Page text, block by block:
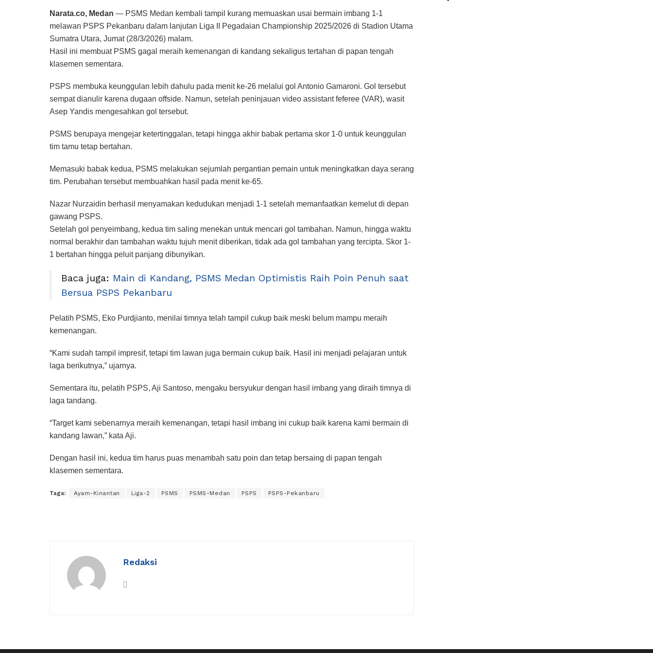
Narata.co, Medan — PSMS Medan kembali tampil kurang memuaskan usai bermain imbang 1-1
melawan PSPS Pekanbaru dalam lanjutan Liga II Pegadaian Championship 2025/2026 di Stadion Utama
Sumatra Utara, Jumat (28/3/2026) malam.
Hasil ini membuat PSMS gagal meraih kemenangan di kandang sekaligus tertahan di papan tengah
klasemen sementara.
PSPS membuka keunggulan lebih dahulu pada menit ke-26 melalui gol Antonio Gamaroni. Gol tersebut
sempat dianulir karena dugaan offside. Namun, setelah peninjauan video assistant feferee (VAR), wasit
Asep Yandis mengesahkan gol tersebut.
PSMS berupaya mengejar ketertinggalan, tetapi hingga akhir babak pertama skor 1-0 untuk keunggulan
tim tamu tetap bertahan.
Memasuki babak kedua, PSMS melakukan sejumlah pergantian pemain untuk meningkatkan daya serang
tim. Perubahan tersebut membuahkan hasil pada menit ke-65.
Nazar Nurzaidin berhasil menyamakan kedudukan menjadi 1-1 setelah memanfaatkan kemelut di depan
gawang PSPS.
Setelah gol penyeimbang, kedua tim saling menekan untuk mencari gol tambahan. Namun, hingga waktu
normal berakhir dan tambahan waktu tujuh menit diberikan, tidak ada gol tambahan yang tercipta. Skor 1-
1 bertahan hingga peluit panjang dibunyikan.
Baca juga: Main di Kandang, PSMS Medan Optimistis Raih Poin Penuh saat
Bersua PSPS Pekanbaru
Pelatih PSMS, Eko Purdjianto, menilai timnya telah tampil cukup baik meski belum mampu meraih
kemenangan.
“Kami sudah tampil impresif, tetapi tim lawan juga bermain cukup baik. Hasil ini menjadi pelajaran untuk
laga berikutnya,” ujarnya.
Sementara itu, pelatih PSPS, Aji Santoso, mengaku bersyukur dengan hasil imbang yang diraih timnya di
laga tandang.
“Target kami sebenarnya meraih kemenangan, tetapi hasil imbang ini cukup baik karena kami bermain di
kandang lawan,” kata Aji.
Dengan hasil ini, kedua tim harus puas menambah satu poin dan tetap bersaing di papan tengah
klasemen sementara.
Tags: Ayam-Kinantan Liga-2 PSMS PSMS-Medan PSPS PSPS-Pekanbaru
Redaksi